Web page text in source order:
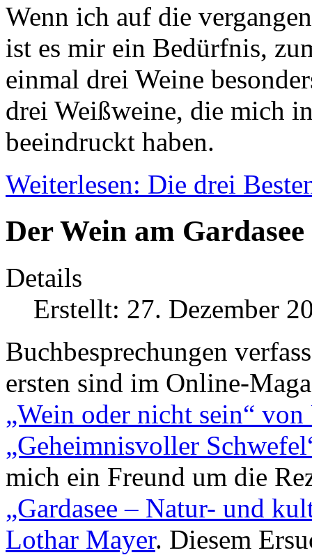
Wenn ich auf die
ist es mir ein Bedürfnis,
einmal drei Weine
drei Weißweine, die mich
beeindruckt haben.
Weiterlesen: Die drei
Der Wein am Gardasee
Details
Erstellt: 27. Dezember
Buchbesprechungen
ersten sind im Online-
„Wein oder nicht sein“
„Geheimnisvoller
mich ein Freund um die
„Gardasee – Natur- und
Lothar Mayer. Diesem